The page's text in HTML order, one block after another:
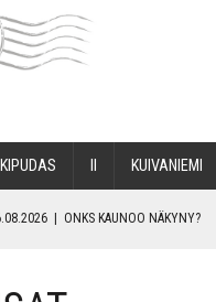
KUI­VA­NIE­MI
| ONKS KAU­NOO NÄKYNY?
KAN­SA­LAIS­OPIS­TOS­SA VOI